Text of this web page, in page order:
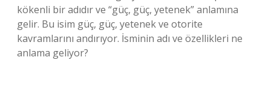
kökenli bir adıdır ve “güç, güç, yetenek” anlamına
gelir. Bu isim güç, güç, yetenek ve otorite
kavramlarını andırıyor. İsminin adı ve özellikleri ne
anlama geliyor?